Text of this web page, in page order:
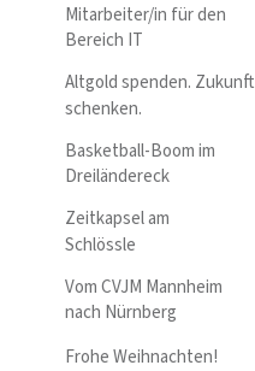
Mitarbeiter/in für den
Bereich IT
Altgold spenden. Zukunft
schenken.
Basketball-Boom im
Dreiländereck
Zeitkapsel am
Schlössle
Vom CVJM Mannheim
nach Nürnberg
Frohe Weihnachten!